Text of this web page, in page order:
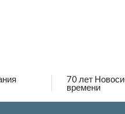
70 лет
времени